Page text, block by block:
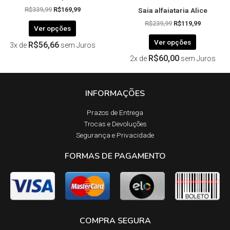
R$339,99 R$169,99
Ver opções
produto
3x de R$56,66 sem Juros
Saia alfaiataria Alice
R$239,99 R$119,99
Ver opções
produto
2x de R$60,00 sem Juros
INFORMAÇÕES
Prazos de Entrega​
Trocas e Devoluções​
Segurança e Privacidade
FORMAS DE PAGAMENTO
COMPRA SEGURA